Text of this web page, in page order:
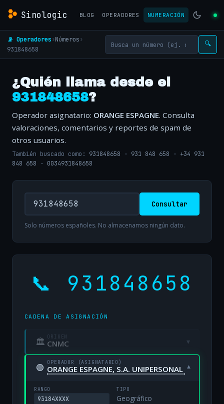
Sinologic BLOG OPERADORES NUMERACIÓN
📡 Operadores›Números›
931848658
🔍
¿Quién llama desde el
931848658?
Operador asignatario: ORANGE ESPAGNE. Consulta
valoraciones, comentarios y reportes de spam de
otros usuarios.
También buscado como: 931848658 · 931 848 658 · +34 931
848 658 · 0034931848658
Consultar
Solo números españoles. No almacenamos ningún dato.
📞 931848658
CADENA DE ASIGNACIÓN
🏛 ORIGEN
CNMC ▾
🟢 OPERADOR (ASIGNATARIO)
ORANGE ESPAGNE, S.A. UNIPERSONAL ▾
RANGO
93184XXXX
TIPO
Geográfico